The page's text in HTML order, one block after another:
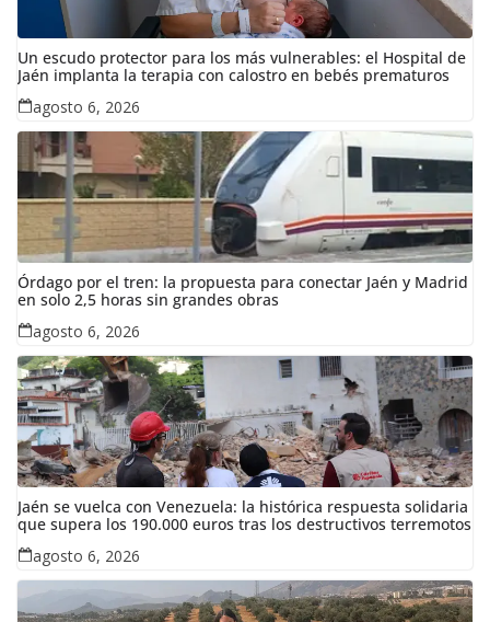
Un escudo protector para los más vulnerables: el Hospital de
Jaén implanta la terapia con calostro en bebés prematuros
agosto 6, 2026
Órdago por el tren: la propuesta para conectar Jaén y Madrid
en solo 2,5 horas sin grandes obras
agosto 6, 2026
Jaén se vuelca con Venezuela: la histórica respuesta solidaria
que supera los 190.000 euros tras los destructivos terremotos
agosto 6, 2026